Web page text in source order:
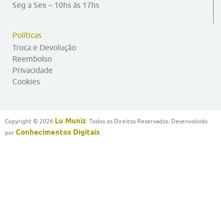
Seg a Sex – 10hs às 17hs
Políticas
Troca e Devolução
Reembolso
Privacidade
Cookies
Copyright © 2026 Lu Muniz. Todos os Direitos Reservados. Desenvolvido
por Conhecimentos Digitais.